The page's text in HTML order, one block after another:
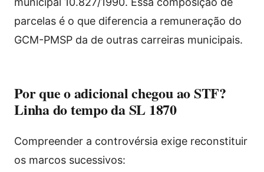
parcelas é o que diferencia a remuneração do
GCM-PMSP da de outras carreiras municipais.
Por que o adicional chegou ao STF?
Linha do tempo da SL 1870
Compreender a controvérsia exige reconstituir
os marcos sucessivos: